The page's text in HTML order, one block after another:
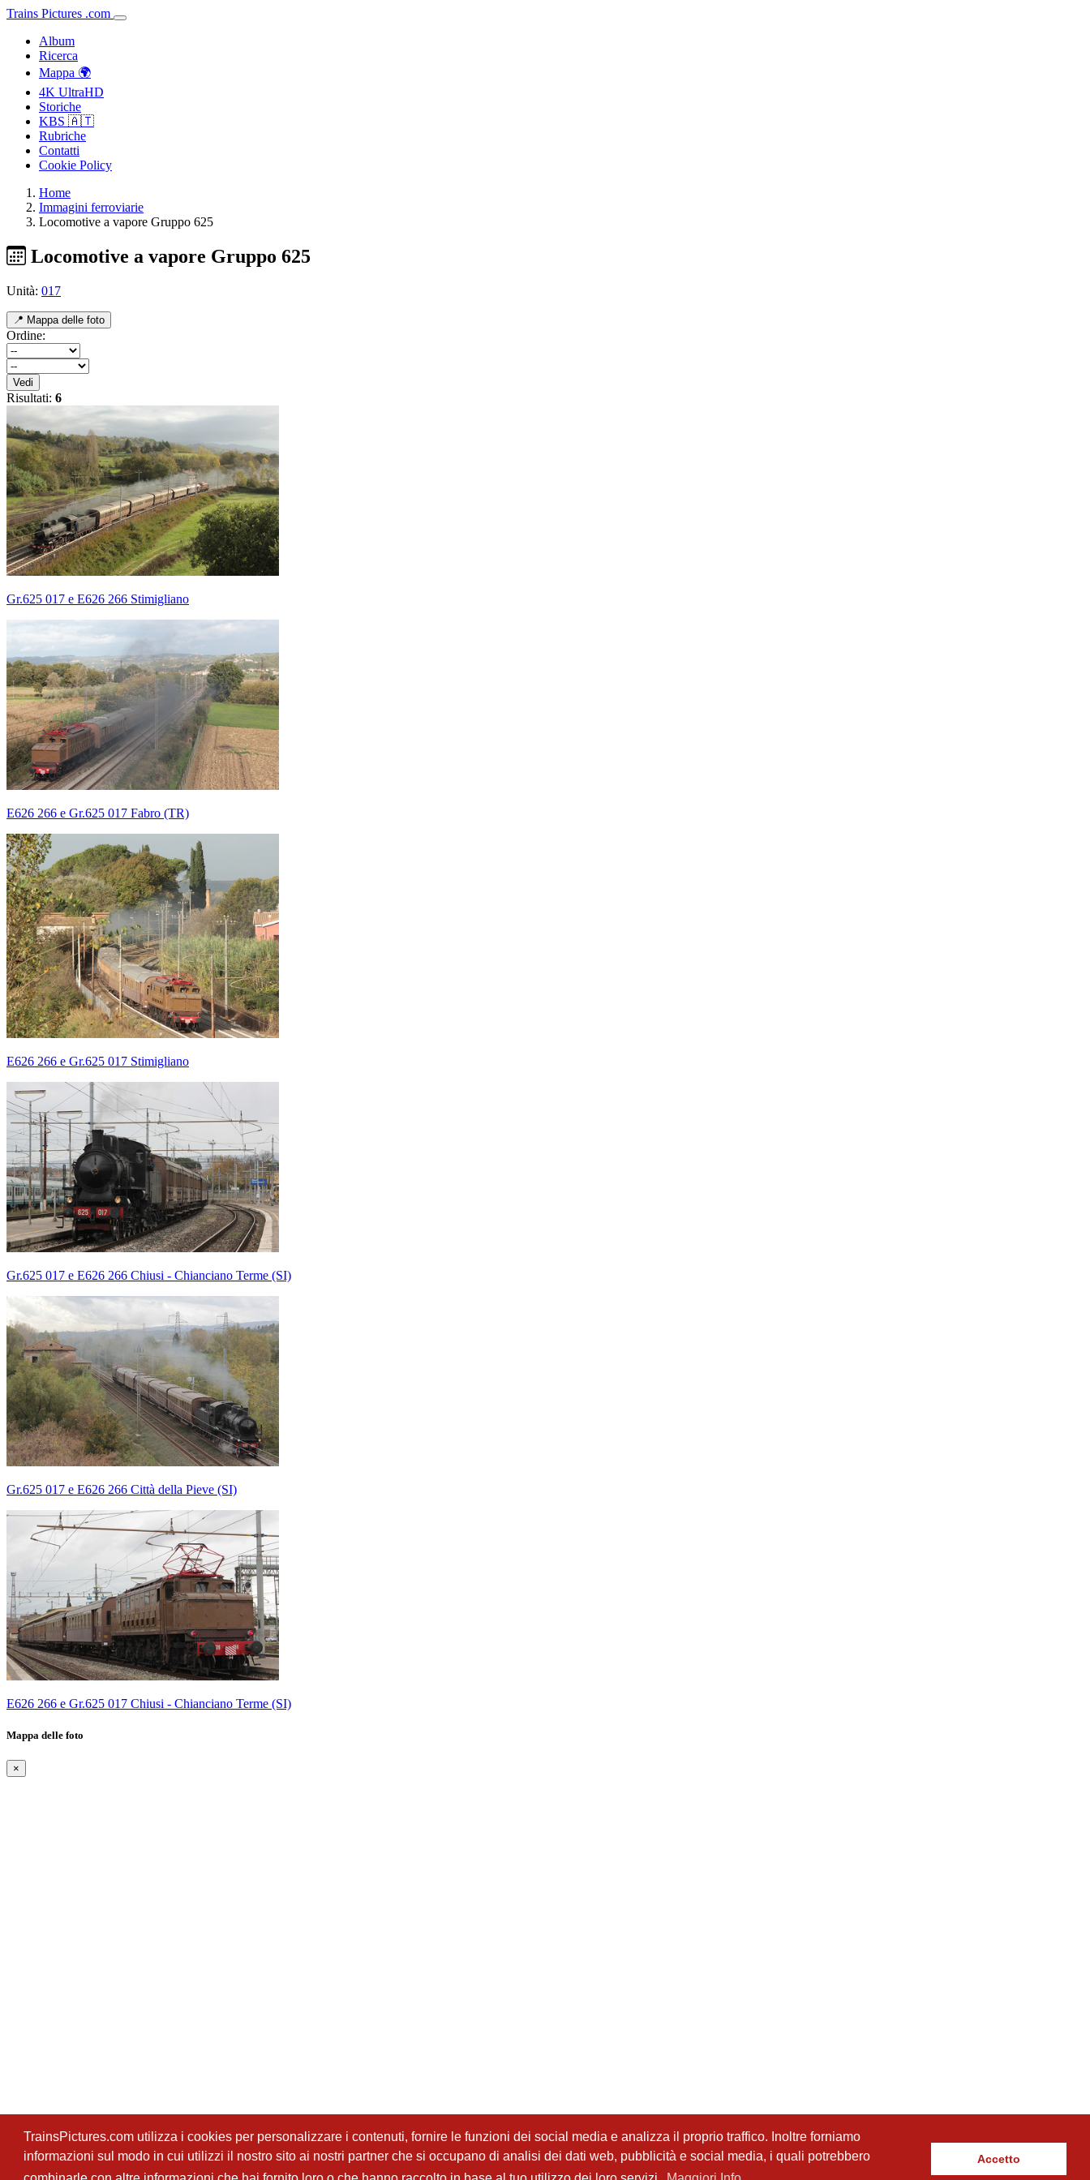
TrainsPictures.com utilizza i cookies per personalizzare i contenuti, fornire le funzioni dei social media e analizza il proprio traffico. Inoltre forniamo
informazioni sul modo in cui utilizzi il nostro sito ai nostri partner che si occupano di analisi dei dati web, pubblicità e social media, i quali potrebbero
Accetto
Trains Pictures .com
Album
Ricerca
Mappa 🌍
4K UltraHD
Storiche
KBS 🇦🇹
Rubriche
Contatti
Cookie Policy
Home
Immagini ferroviarie
Locomotive a vapore Gruppo 625
Locomotive a vapore Gruppo 625
Unità: 017
📍 Mappa delle foto
Ordine:
Vedi
Risultati: 6
Gr.625 017 e E626 266 Stimigliano
E626 266 e Gr.625 017 Fabro (TR)
E626 266 e Gr.625 017 Stimigliano
Gr.625 017 e E626 266 Chiusi - Chianciano Terme (SI)
Gr.625 017 e E626 266 Città della Pieve (SI)
E626 266 e Gr.625 017 Chiusi - Chianciano Terme (SI)
Mappa delle foto
×